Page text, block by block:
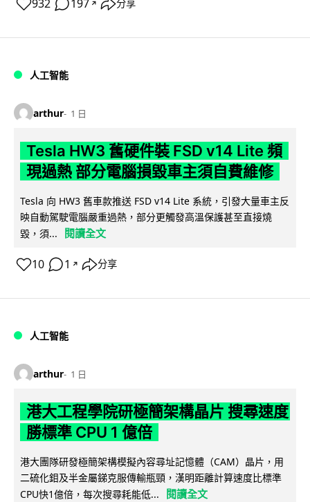
932 197 ↗ 分享
人工智能
arthur 1 日
Tesla HW3 舊硬件裝 FSD v14 Lite 頻
現過熱 部分電腦損毀車主須自費維修
Tesla 向 HW3 舊車款推送 FSD v14 Lite 系統，引發大量車主反
映自動駕駛電腦嚴重過熱，部分更觸發高溫保護甚至直接燒
毀，須...
閱讀全文
10 1 ↗ 分享
人工智能
arthur 1 日
港大工程學院研極簡架構晶片 搜尋速度
勝標準 CPU 1 億倍
港大團隊研發極簡架構模擬內容尋址記憶體（CAM）晶片，用
二硫化鉬及半金屬銻克服傳輸瓶頸，漢明距離計算速度比標準
CPU快1億倍，每次搜尋耗能低...
閱讀全文